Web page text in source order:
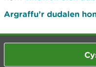
Argraffu’r dudalen